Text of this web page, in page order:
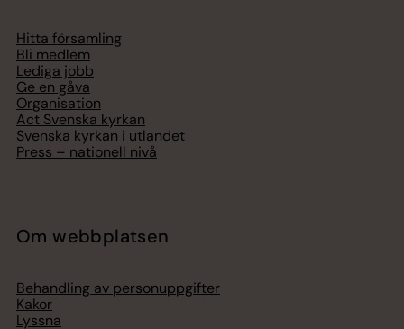
Hitta församling
Bli medlem
Lediga jobb
Ge en gåva
Organisation
Act Svenska kyrkan
Svenska kyrkan i utlandet
Press – nationell nivå
Om webbplatsen
Behandling av personuppgifter
Kakor
Lyssna